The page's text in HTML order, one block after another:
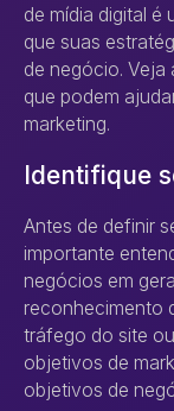
de mídia digital é
que suas
de negócio. Veja
que podem
marketing.
Identifique
Antes de definir
importante
negócios em
reconhecimento
tráfego do site
objetivos de
objetivos de